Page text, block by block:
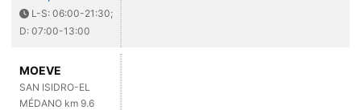
L-S: 06:00-21:30;
D: 07:00-13:00
MOEVE
SAN ISIDRO-EL
MÉDANO km 9.6